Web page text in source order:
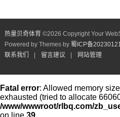
热量贝奇体育 ©2026 Copyright Your
Powered by Themes by 蜀ICP备
联系我们
留言建议 网站管理
Fatal error: Allowed memory
exhausted (tried to allocate
/www/wwwroot/rlbq.com/
on line 39